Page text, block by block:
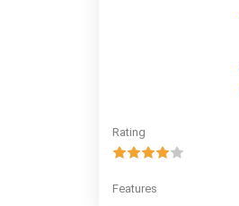
Rating
Features